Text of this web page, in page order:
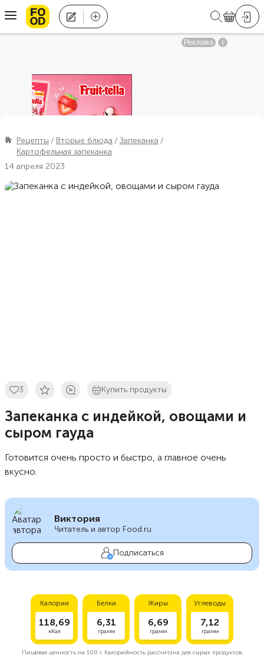
Рецепты Вторые блюда
Запеканка
Картофельная запеканка
14 апреля 2023
3 Купить продукты
Запеканка с индейкой, овощами и
сыром гауда
Готовится очень просто и быстро, а главное очень
вкусно.
Виктория
Читатель и автор Food.ru
Подписаться
Калории
118,69
кКал
Белки
6,31
грамм
Жиры
6,69
грамм
Углеводы
7,12
грамм
Пищевая ценность на 100 г.Калорийность рассчитана для сырых продуктов.